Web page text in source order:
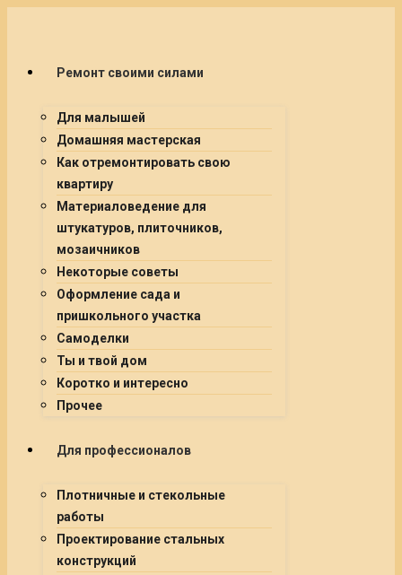
Ремонт своими силами
Для малышей
Домашняя мастерская
Как отремонтировать свою
квартиру
Материаловедение для
штукатуров, плиточников,
мозаичников
Некоторые советы
Оформление сада и
пришкольного участка
Самоделки
Ты и твой дом
Коротко и интересно
Прочее
Для профессионалов
Плотничные и стекольные
работы
Проектирование стальных
конструкций